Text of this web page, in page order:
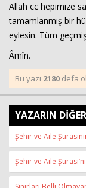
Allah cc hepimize
tamamlanmış bir
eylesin. Tüm
Âmîn.
Bu yazı 2180 defa
YAZARIN
Şehir ve Aile
Şehir ve Aile